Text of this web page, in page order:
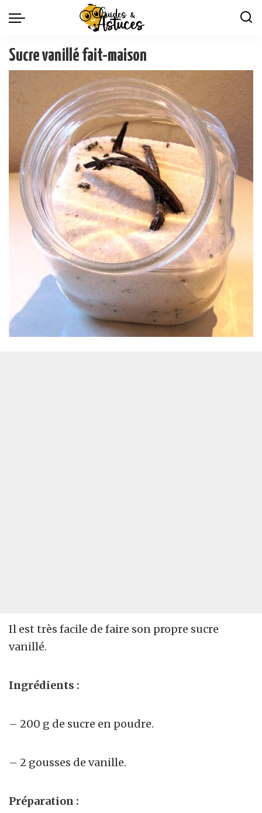
Sucre vanillé fait-maison
Il est très facile de faire son propre sucre
vanillé.
Ingrédients :
– 200 g de sucre en poudre.
– 2 gousses de vanille.
Préparation :